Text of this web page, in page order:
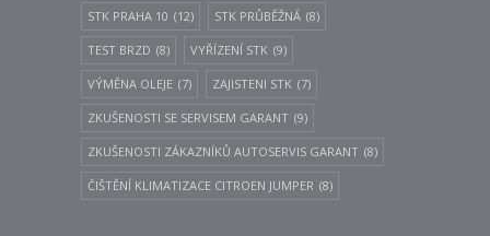
STK PRAHA 10 (12) STK PRŮBĚŽNÁ (8)
TEST BRZD (8) VYŘÍZENÍ STK (9)
VÝMĚNA OLEJE (7) ZAJISTENI STK (7)
ZKUŠENOSTI SE SERVISEM GARANT (9)
ZKUŠENOSTI ZÁKAZNÍKŮ AUTOSERVIS GARANT (8)
ČIŠTĚNÍ KLIMATIZACE CITROEN JUMPER (8)